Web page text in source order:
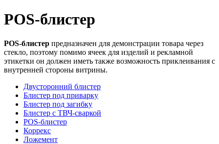
POS-блистер
POS-блистер предназначен для демонстрации товара через
стекло, поэтому помимо ячеек для изделий и рекламной
этикетки он должен иметь также возможность приклеивания с
внутренней стороны витрины.
Двусторонний блистер
Блистер под приварку
Блистер под загибку
Блистер с ТВЧ-сваркой
POS-блистер
Коррекс
Ложемент